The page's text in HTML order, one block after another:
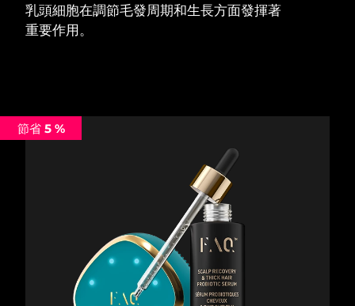
乳頭細胞在調節毛發周期和生長方面發揮著
重要作用。
節省 5 % ESPADA™ Blemish Solution
ESPADA™ 設備
All acne treatment devices
眼部護膚
All revitalizing eye massagers
毛孔護理
KIWI™ 皮肤护理
Advanced pore care essentials
LUNA™ Dual-Peptide Scalp
For healthy hair
牙齒美白
issa™ Teeth Whitening Set
Dual LED + sonic device & 18% PAP gel
issa™ Teeth Whitening Gel
18% PAP
男士
中國香港特別行政區 預計送達日期
印尼
預計送達日期
預計送達日期
預計送達日期
預計送達日期